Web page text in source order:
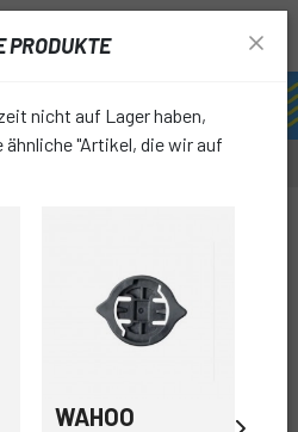
PRODUKTE
nicht auf Lager haben,
"Artikel, die wir auf
WAHOO